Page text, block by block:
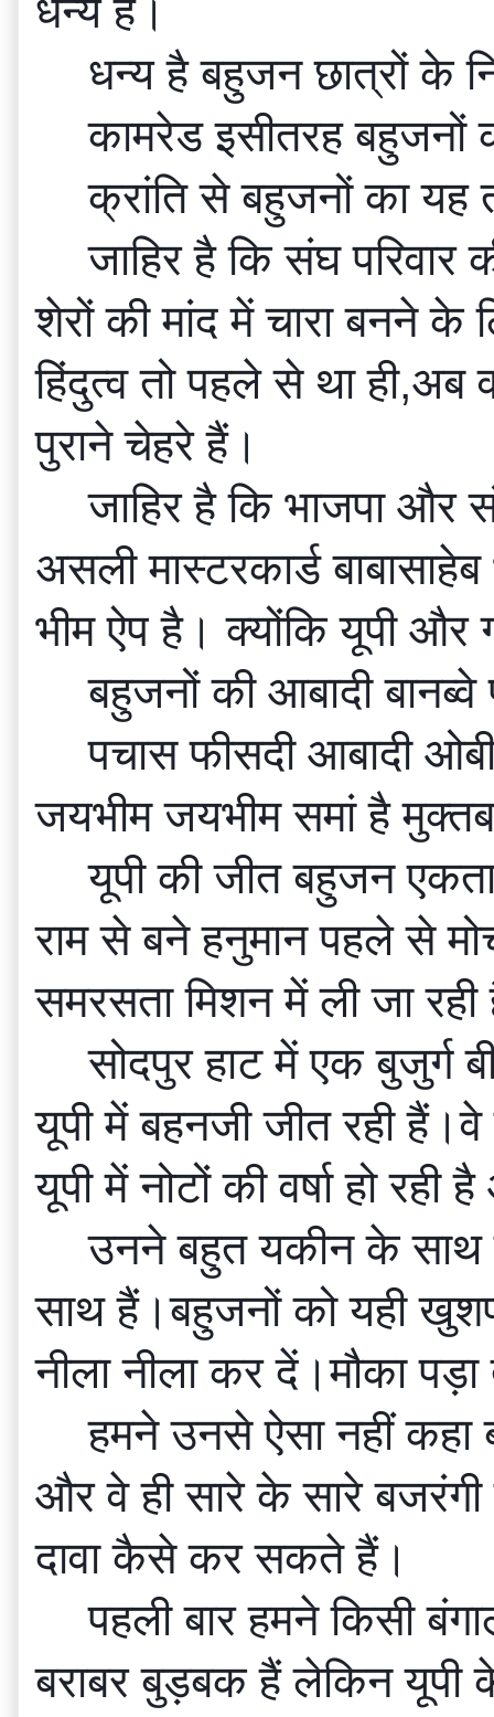
धन्य हैं।
धन्य है बहुजन छात्रों के
कामरेड इसीतरह
क्रांति से बहुजनों का
जाहिर है कि संघ परिवार
शेरों की मांद में चारा बनने के
हिंदुत्व तो पहले से था
पुराने चेहरे हैं।
जाहिर है कि भाजपा और
असली मास्टरकार्ड
भीम ऐप है। क्योंकि यूपी और
बहुजनों की आबादी
पचास फीसदी आबादी
जयभीम जयभीम समां है
यूपी की जीत बहुजन
राम से बने हनुमान पहले से
समरसता मिशन में ली जा
सोदपुर हाट में एक बुजुर्ग
यूपी में बहनजी जीत रही
यूपी में नोटों की वर्षा हो
उनने बहुत यकीन के साथ
साथ हैं।बहुजनों को यही
नीला नीला कर दें।मौका
हमने उनसे ऐसा नहीं कहा
और वे ही सारे के सारे
दावा कैसे कर सकते हैं।
पहली बार हमने किसी
बराबर बुड़बक हैं लेकिन